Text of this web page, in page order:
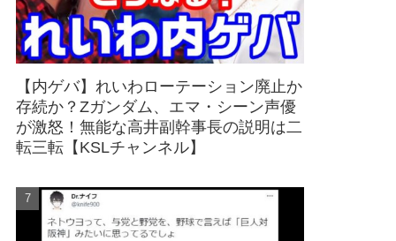
【内ゲバ】れいわローテーション廃止か
存続か？Zガンダム、エマ・シーン声優
が激怒！無能な高井副幹事長の説明は二
転三転【KSLチャンネル】